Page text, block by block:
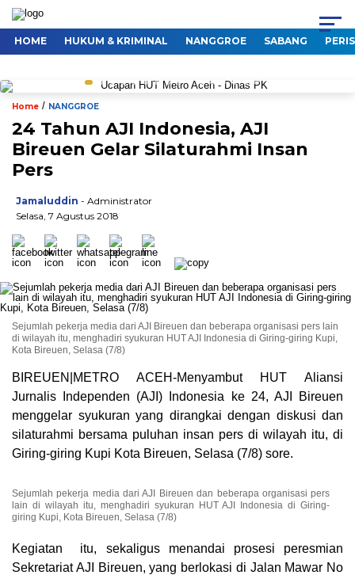
HOME HUKUM & KRIMINAL NANGGROE SABANG
Home / NANGGROE
24 Tahun AJI Indonesia, AJI
Bireuen Gelar Silaturahmi Insan
Pers
Jamaluddin - Administrator
Selasa, 7 Agustus 2018
Sejumlah pekerja media dari AJI Bireuen dan beberapa organisasi pers lain
di wilayah itu, menghadiri syukuran HUT AJI Indonesia di Giring-giring Kupi,
Kota Bireuen, Selasa (7/8)
BIREUEN|METRO ACEH-Menyambut HUT Aliansi
Jurnalis Independen (AJI) Indonesia ke 24, AJI Bireuen
menggelar syukuran yang dirangkai dengan diskusi dan
silaturahmi bersama puluhan insan pers di wilayah itu, di
Giring-giring Kupi Kota Bireuen, Selasa (7/8) sore.
Sejumlah pekerja media dari AJI Bireuen dan beberapa organisasi pers
lain di wilayah itu, menghadiri syukuran HUT AJI Indonesia di Giring-
giring Kupi, Kota Bireuen, Selasa (7/8)
Kegiatan itu, sekaligus menandai prosesi peresmian
Sekretariat AJI Bireuen, yang berlokasi di Jalan Mawar No